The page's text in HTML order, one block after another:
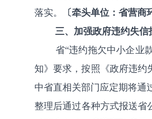
落实。
〔牵头单位：省营商
三、加强政府违约失信
省“违约拖欠中小企业
知》要求，按照《政府违约
中省直相关部门应定期将通
整理后通过各种方式报送省